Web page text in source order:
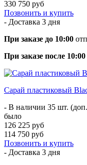
330 750 руб
Позвонить и купить
- Доставка 3 дня
При заказе до 10:00
При заказе после 10:00
Сарай пластиковый
- В наличии 35 шт.
было
126 225 руб
114 750 руб
Позвонить и купить
- Доставка 3 дня